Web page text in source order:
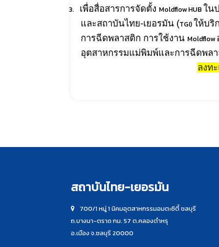
3.
เพื่อสื่อสารการจัดตั้ง Moldflow HUBใน
และสถาบันไทย-เยอรมัน (TGI)ให้บริ
การฉีดพลาสติก การใช้งาน Moldflow
อุตสาหกรรมแม่พิมพ์และการฉีดพล
ลงท
สถาบันไทย-เยอรมัน
700/1 หมู่ 1 นิคมอุตสาหกรรมอมตะซิตี้ ชลบุรี
ถ.บางนา-ตราด กม. 57 ต.คลองตำหรุ
อ.เมือง จ.ชลบุรี 20000